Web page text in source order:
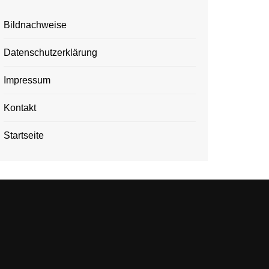
Bildnachweise
Datenschutzerklärung
Impressum
Kontakt
Startseite